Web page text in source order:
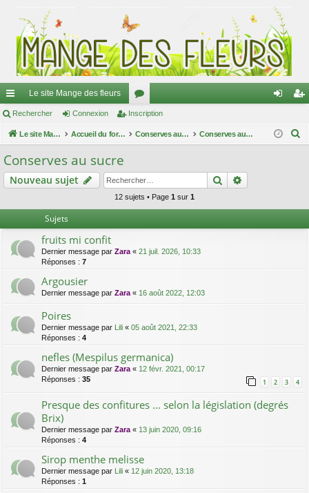
ac
co
ur
ci
Le site Mange des fleurs
or
u
s
ne cri
Rechercher Connexion Inscription
Le site Mange des fleurs Accueil du forum Conserves au naturel Conserves au sucre
r
r
Conserves au sucre
Nouveau sujet Rechercher
12 sujets • Page 1 sur 1
Sujets
fruits mi confit
Dernier message par Zara « 21 juil. 2026, 10:33
Réponses : 7
Argousier
Dernier message par Zara « 16 août 2022, 12:03
Poires
Dernier message par Lili « 05 août 2021, 22:33
Réponses : 4
nefles (Mespilus germanica)
Dernier message par Zara « 12 févr. 2021, 00:17
Réponses : 35 1 2 3 4
Presque des confitures ... selon la législation (degrés
Brix)
Dernier message par Zara « 13 juin 2020, 09:16
Réponses : 4
Sirop menthe melisse
Dernier message par Lili « 12 juin 2020, 13:18
Réponses : 1